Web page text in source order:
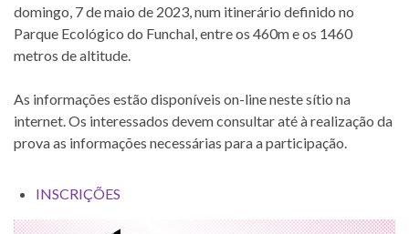
domingo, 7 de maio de 2023, num itinerário definido no
Parque Ecológico do Funchal, entre os 460m e os 1460
metros de altitude.
As informações estão disponíveis on-line neste sítio na
internet. Os interessados devem consultar até à realização da
prova as informações necessárias para a participação.
INSCRIÇÕES